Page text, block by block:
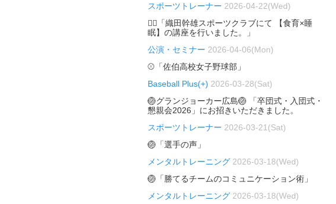
スポーツトレーナー 2026-04-22(Wed)
🏃‍♂️「織田幹雄スポーツクラブにて 【食育×睡
眠】の講座を行いました。」
公演・セミナー 2026-04-06(Mon)
⚾「佐伯高校女子野球部」
Baseball Plus(+) 2026-03-28(Sat)
🏐グランジョーカー広島🏐 「卒団式・入団式・
懇親会2026」にお招きいただきました。
スポーツトレーナー 2026-03-21(Sat)
🏐「選手の声」
メンタルトレーニング 2026-03-18(Wed)
🏐「勝てるチームのコミュニケーション術」
メンタルトレーニング 2026-03-18(Wed)